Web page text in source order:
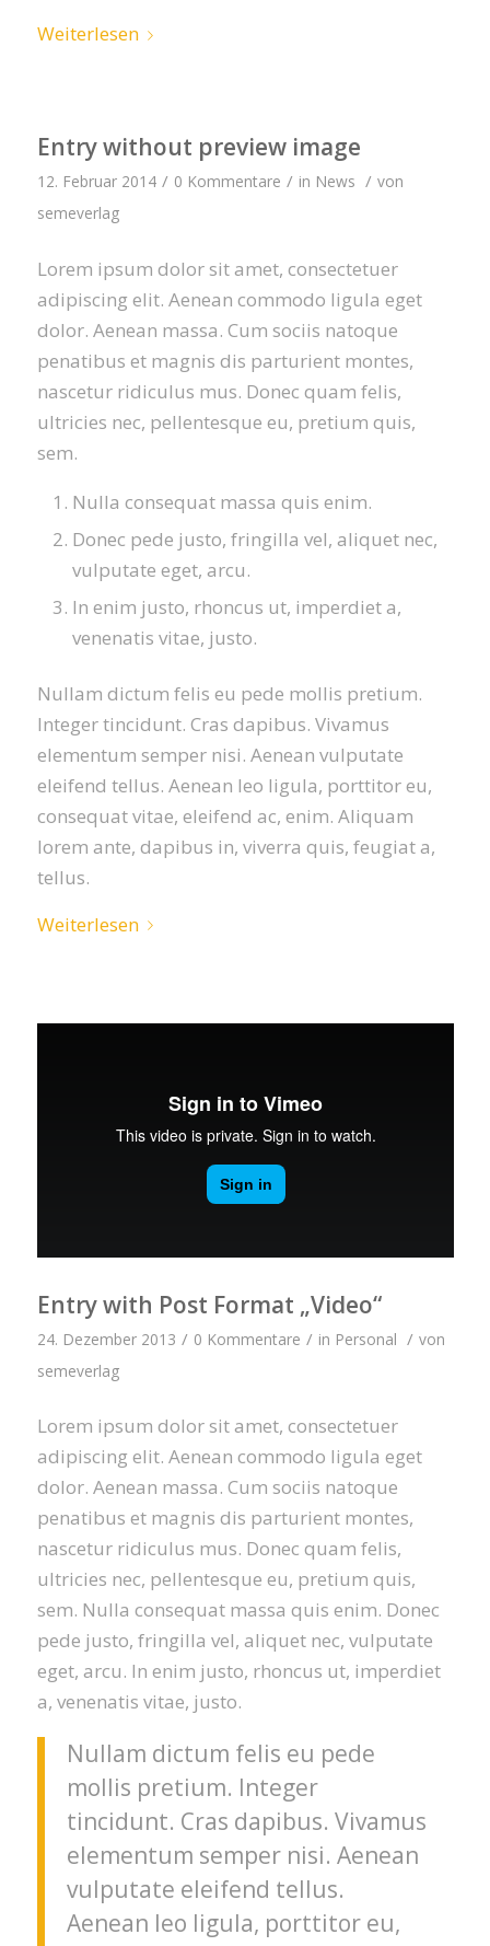
Weiterlesen
Entry without preview image
12. Februar 2014 / 0 Kommentare / in News / von
semeverlag
Lorem ipsum dolor sit amet, consectetuer
adipiscing elit. Aenean commodo ligula eget
dolor. Aenean massa. Cum sociis natoque
penatibus et magnis dis parturient montes,
nascetur ridiculus mus. Donec quam felis,
ultricies nec, pellentesque eu, pretium quis,
sem.
Nulla consequat massa quis enim.
Donec pede justo, fringilla vel, aliquet nec,
vulputate eget, arcu.
In enim justo, rhoncus ut, imperdiet a,
venenatis vitae, justo.
Nullam dictum felis eu pede mollis pretium.
Integer tincidunt. Cras dapibus. Vivamus
elementum semper nisi. Aenean vulputate
eleifend tellus. Aenean leo ligula, porttitor eu,
consequat vitae, eleifend ac, enim. Aliquam
lorem ante, dapibus in, viverra quis, feugiat a,
tellus.
Weiterlesen
Entry with Post Format „Video“
24. Dezember 2013 / 0 Kommentare / in Personal / von
semeverlag
Lorem ipsum dolor sit amet, consectetuer
adipiscing elit. Aenean commodo ligula eget
dolor. Aenean massa. Cum sociis natoque
penatibus et magnis dis parturient montes,
nascetur ridiculus mus. Donec quam felis,
ultricies nec, pellentesque eu, pretium quis,
sem. Nulla consequat massa quis enim. Donec
pede justo, fringilla vel, aliquet nec, vulputate
eget, arcu. In enim justo, rhoncus ut, imperdiet
a, venenatis vitae, justo.
Nullam dictum felis eu pede
mollis pretium. Integer
tincidunt. Cras dapibus. Vivamus
elementum semper nisi. Aenean
vulputate eleifend tellus.
Aenean leo ligula, porttitor eu,